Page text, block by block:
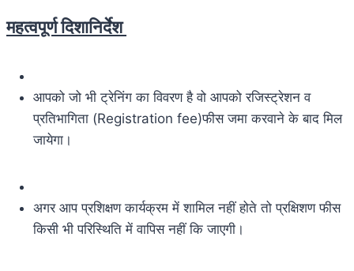
महत्वपूर्ण दिशानिर्देश
आपको जो भी ट्रेनिंग का विवरण है वो आपको रजिस्ट्रेशन व
प्रतिभागिता (Registration fee)फीस जमा करवाने के बाद मिल
जायेगा।
अगर आप प्रशिक्षण कार्यक्रम में शामिल नहीं होते तो प्रक्षिशण फीस
किसी भी परिस्थिति में वापिस नहीं कि जाएगी।